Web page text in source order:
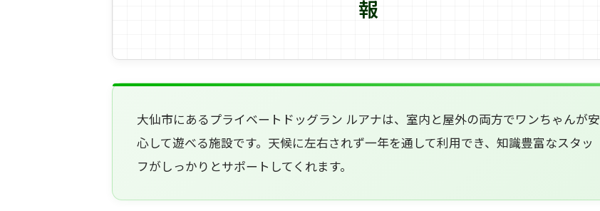
報
大仙市にあるプライベートドッグラン ルアナは、室内と屋外の両方でワンちゃんが安
心して遊べる施設です。天候に左右されず一年を通して利用でき、知識豊富なスタッ
フがしっかりとサポートしてくれます。